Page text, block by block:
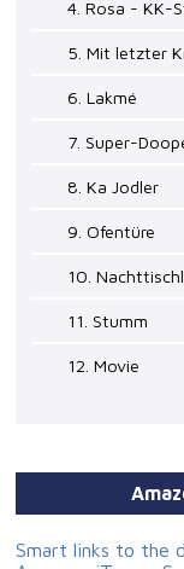
4. Rosa - KK-
5. Mit letzter
6. Lakmé
7. Super-
8. Ka Jodler
9. Ofentüre
10.
11. Stumm
12. Movie
Smart links to the